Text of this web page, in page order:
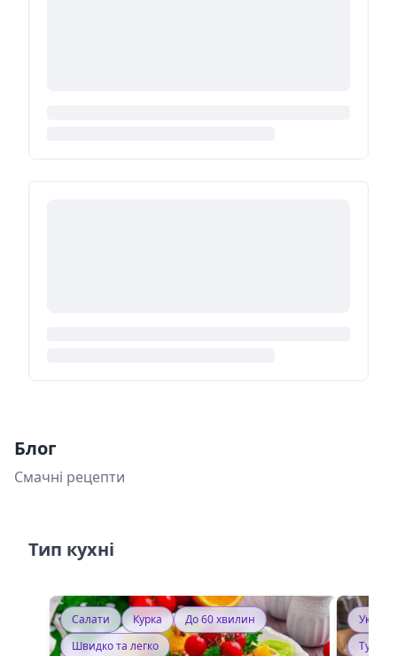
Блог
Смачні рецепти
Тип кухні
Салати Курка
До 60 хвилин
Швидко та легко